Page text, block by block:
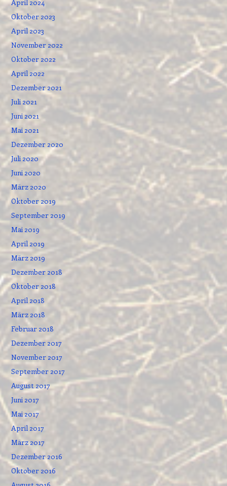
April 2024
Oktober 2023
April 2023
November 2022
Oktober 2022
April 2022
Dezember 2021
Juli 2021
Juni 2021
Mai 2021
Dezember 2020
Juli 2020
Juni 2020
März 2020
Oktober 2019
September 2019
Mai 2019
April 2019
März 2019
Dezember 2018
Oktober 2018
April 2018
März 2018
Februar 2018
Dezember 2017
November 2017
September 2017
August 2017
Juni 2017
Mai 2017
April 2017
März 2017
Dezember 2016
Oktober 2016